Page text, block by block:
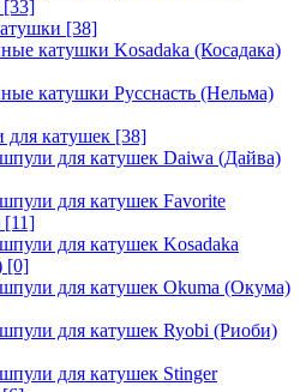
[33]
[38]
катушки Kosadaka (Косадака)
катушки Русснасть (Нельма)
для катушек [38]
для катушек Daiwa (Дайва)
для катушек Favorite
[11]
для катушек Kosadaka
[0]
для катушек Okuma (Окума)
для катушек Ryobi (Риоби)
для катушек Stinger